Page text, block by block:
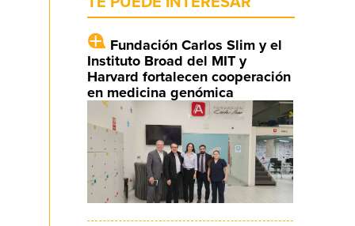
Fundación Carlos Slim y el
Instituto Broad del MIT y
Harvard fortalecen cooperación
en medicina genómica